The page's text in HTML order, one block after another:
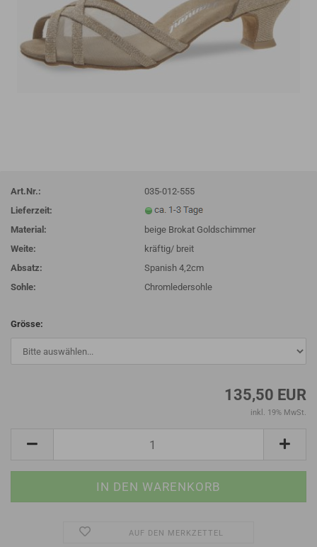
Art.Nr.:
035-012-555
Lieferzeit:
Material:
beige Brokat Goldschimmer
Weite:
kräftig/ breit
Absatz:
Spanish 4,2cm
Sohle:
Chromledersohle
Grösse:
135,50 EUR
inkl. 19% MwSt.
AUF DEN MERKZETTEL